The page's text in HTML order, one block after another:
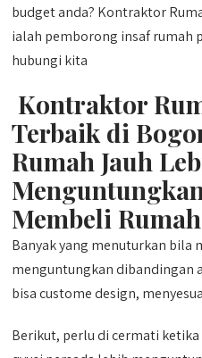
budget anda? Kontraktor
ialah pemborong insaf rumah
hubungi kita
Kontraktor
Terbaik di
Rumah Jauh
Membeli
Banyak yang menuturkan bila
menguntungkan dibandingan
bisa custome design,
Berikut, perlu di cermati